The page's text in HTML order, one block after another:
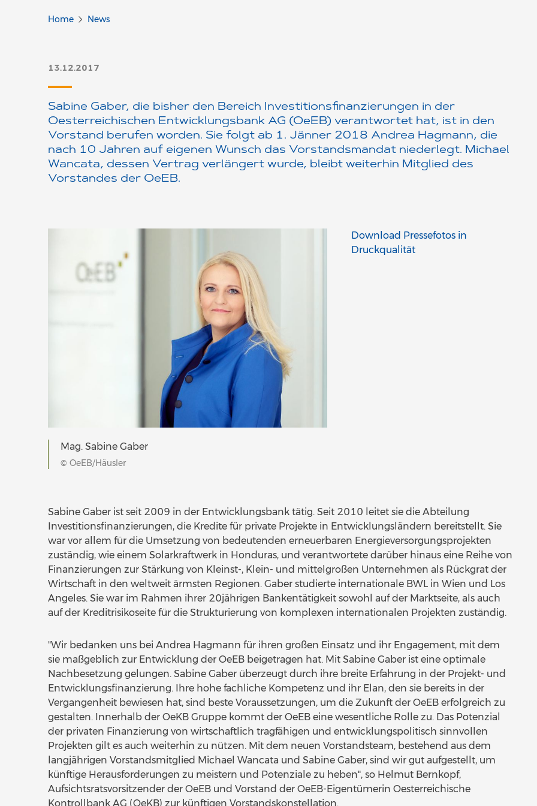
Home News
13.12.2017
Sabine Gaber, die bisher den Bereich Investitionsfinanzierungen in der
Oesterreichischen Entwicklungsbank AG (OeEB) verantwortet hat, ist in den
Vorstand berufen worden. Sie folgt ab 1. Jänner 2018 Andrea Hagmann, die
nach 10 Jahren auf eigenen Wunsch das Vorstandsmandat niederlegt. Michael
Wancata, dessen Vertrag verlängert wurde, bleibt weiterhin Mitglied des
Vorstandes der OeEB.
Mag. Sabine Gaber
© OeEB/Häusler
Download Pressefotos in
Druckqualität
Sabine Gaber ist seit 2009 in der Entwicklungsbank tätig. Seit 2010 leitet sie die Abteilung
Investitionsfinanzierungen, die Kredite für private Projekte in Entwicklungsländern bereitstellt. Sie
war vor allem für die Umsetzung von bedeutenden erneuerbaren Energieversorgungsprojekten
zuständig, wie einem Solarkraftwerk in Honduras, und verantwortete darüber hinaus eine Reihe von
Finanzierungen zur Stärkung von Kleinst-, Klein- und mittelgroßen Unternehmen als Rückgrat der
Wirtschaft in den weltweit ärmsten Regionen. Gaber studierte internationale BWL in Wien und Los
Angeles. Sie war im Rahmen ihrer 20jährigen Bankentätigkeit sowohl auf der Marktseite, als auch
auf der Kreditrisikoseite für die Strukturierung von komplexen internationalen Projekten zuständig.
"Wir bedanken uns bei Andrea Hagmann für ihren großen Einsatz und ihr Engagement, mit dem
sie maßgeblich zur Entwicklung der OeEB beigetragen hat. Mit Sabine Gaber ist eine optimale
Nachbesetzung gelungen. Sabine Gaber überzeugt durch ihre breite Erfahrung in der Projekt- und
Entwicklungsfinanzierung. Ihre hohe fachliche Kompetenz und ihr Elan, den sie bereits in der
Vergangenheit bewiesen hat, sind beste Voraussetzungen, um die Zukunft der OeEB erfolgreich zu
gestalten. Innerhalb der OeKB Gruppe kommt der OeEB eine wesentliche Rolle zu. Das Potenzial
der privaten Finanzierung von wirtschaftlich tragfähigen und entwicklungspolitisch sinnvollen
Projekten gilt es auch weiterhin zu nützen. Mit dem neuen Vorstandsteam, bestehend aus dem
langjährigen Vorstandsmitglied Michael Wancata und Sabine Gaber, sind wir gut aufgestellt, um
künftige Herausforderungen zu meistern und Potenziale zu heben", so Helmut Bernkopf,
Aufsichtsratsvorsitzender der OeEB und Vorstand der OeEB-Eigentümerin Oesterreichische
Kontrollbank AG (OeKB) zur künftigen Vorstandskonstellation.